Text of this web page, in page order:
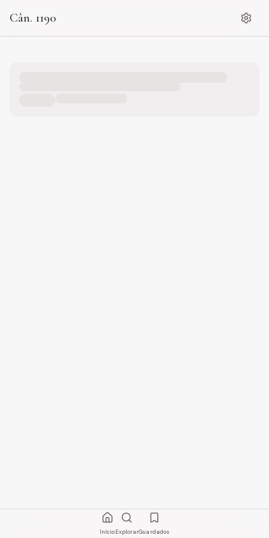
Cân. 1190
InícioExplorarGuardados